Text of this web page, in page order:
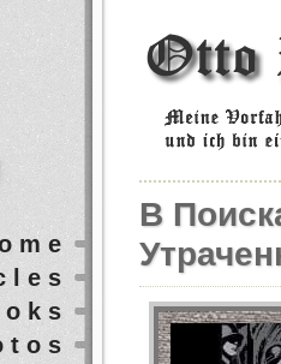
В